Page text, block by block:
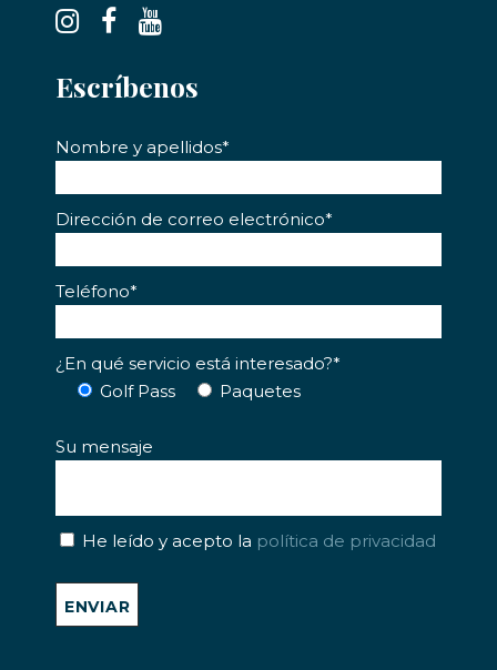
Escríbenos
Nombre y apellidos*
Dirección de correo electrónico*
Teléfono*
¿En qué servicio está interesado?*
Golf Pass
Paquetes
Su mensaje
He leído y acepto la política de privacidad